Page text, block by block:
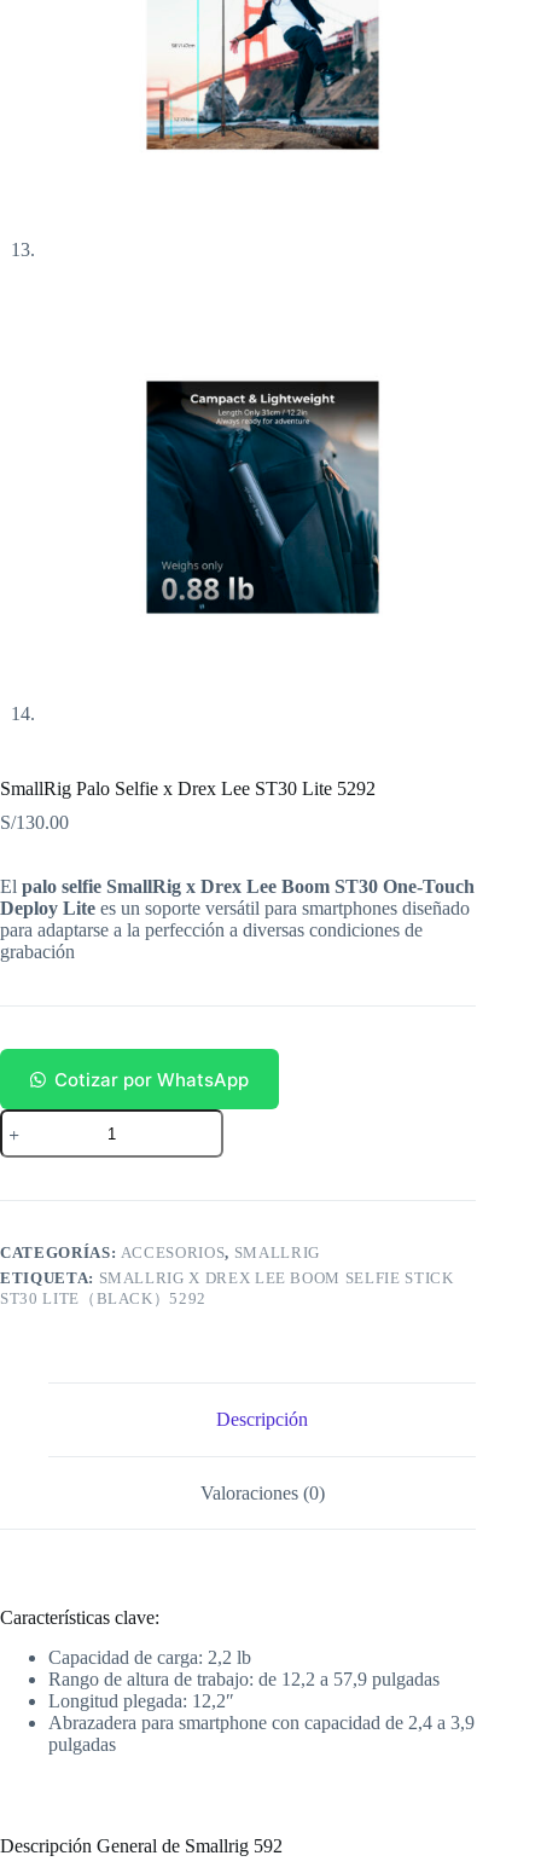
SmallRig Palo Selfie x Drex Lee ST30 Lite 5292
S/130.00
El palo selfie SmallRig x Drex Lee Boom ST30 One-Touch
Deploy Lite es un soporte versátil para smartphones diseñado
para adaptarse a la perfección a diversas condiciones de
grabación
Cotizar por WhatsApp
SmallRig
Palo
Selfie
Drex
Lite
5292
cantidad
CATEGORÍAS: ACCESORIOS, SMALLRIG
ETIQUETA: SMALLRIG X DREX LEE BOOM SELFIE STICK
ST30 LITE（BLACK）5292
Descripción
Valoraciones (0)
Características clave:
Capacidad de carga: 2,2 lb
Rango de altura de trabajo: de 12,2 a 57,9 pulgadas
Longitud plegada: 12,2″
Abrazadera para smartphone con capacidad de 2,4 a 3,9
pulgadas
Descripción General de Smallrig 592